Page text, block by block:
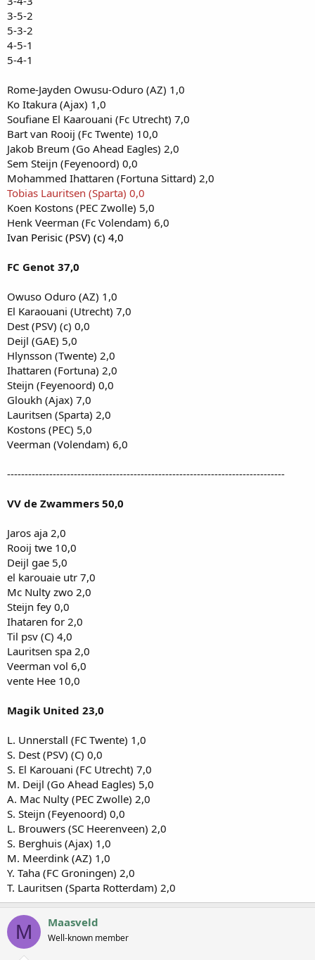
3-5-2
5-3-2
4-5-1
5-4-1
Rome-Jayden Owusu-Oduro (AZ) 1,0
Ko Itakura (Ajax) 1,0
Soufiane El Kaarouani (Fc Utrecht) 7,0
Bart van Rooij (Fc Twente) 10,0
Jakob Breum (Go Ahead Eagles) 2,0
Sem Steijn (Feyenoord) 0,0
Mohammed Ihattaren (Fortuna Sittard) 2,0
Tobias Lauritsen (Sparta) 0,0
Koen Kostons (PEC Zwolle) 5,0
Henk Veerman (Fc Volendam) 6,0
Ivan Perisic (PSV) (c) 4,0
FC Genot 37,0
Owuso Oduro (AZ) 1,0
El Karaouani (Utrecht) 7,0
Dest (PSV) (c) 0,0
Deijl (GAE) 5,0
Hlynsson (Twente) 2,0
Ihattaren (Fortuna) 2,0
Steijn (Feyenoord) 0,0
Gloukh (Ajax) 7,0
Lauritsen (Sparta) 2,0
Kostons (PEC) 5,0
Veerman (Volendam) 6,0
-------------------------------------------------------------------------------
VV de Zwammers 50,0
Jaros aja 2,0
Rooij twe 10,0
Deijl gae 5,0
el karouaie utr 7,0
Mc Nulty zwo 2,0
Steijn fey 0,0
Ihataren for 2,0
Til psv (C) 4,0
Lauritsen spa 2,0
Veerman vol 6,0
vente Hee 10,0
Magik United 23,0
L. Unnerstall (FC Twente) 1,0
S. Dest (PSV) (C) 0,0
S. El Karouani (FC Utrecht) 7,0
M. Deijl (Go Ahead Eagles) 5,0
A. Mac Nulty (PEC Zwolle) 2,0
S. Steijn (Feyenoord) 0,0
L. Brouwers (SC Heerenveen) 2,0
S. Berghuis (Ajax) 1,0
M. Meerdink (AZ) 1,0
Y. Taha (FC Groningen) 2,0
T. Lauritsen (Sparta Rotterdam) 2,0
M Maasveld
Well-known member